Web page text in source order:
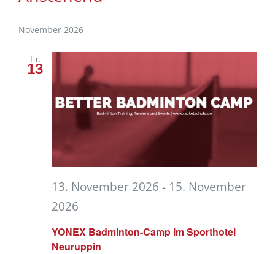
und
wählen.
November 2026
Fr.
13
YONEX Badminton-Camp im Sporthotel
Neuruppin
13. November 2026 - 15. November
2026